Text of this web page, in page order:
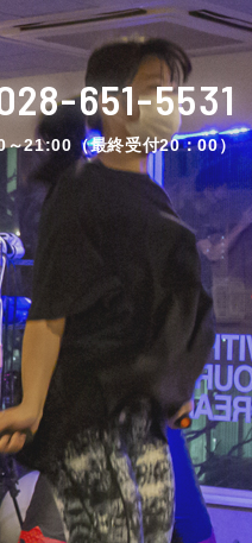
651-5531
～21:00（最終受付20：00）